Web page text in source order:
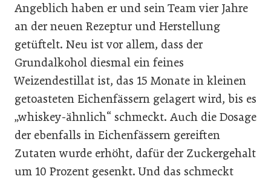
Angeblich haben er und sein Team vier Jahre
an der neuen Rezeptur und Herstellung
getüftelt. Neu ist vor allem, dass der
Grundalkohol diesmal ein feines
Weizendestillat ist, das 15 Monate in kleinen
getoasteten Eichenfässern gelagert wird, bis es
„whiskey-ähnlich“ schmeckt. Auch die Dosage
der ebenfalls in Eichenfässern gereiften
Zutaten wurde erhöht, dafür der Zuckergehalt
um 10 Prozent gesenkt. Und das schmeckt